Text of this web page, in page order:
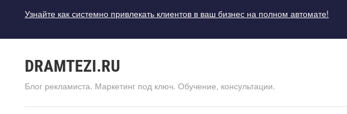
Узнайте как системно привлекать клиентов в ваш бизнес на полном автомате!
DRAMTEZI.RU
Блог рекламиста. Маркетинг под ключ. Обучение, консультации.